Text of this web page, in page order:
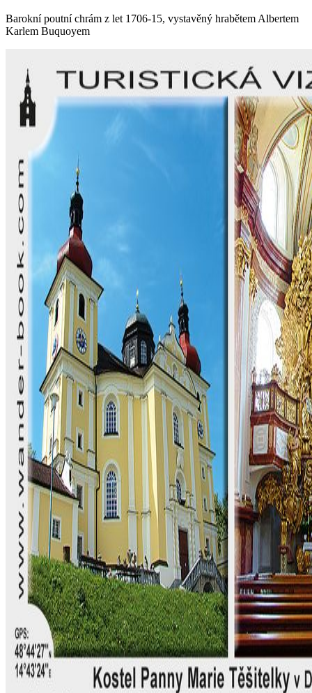
Barokní poutní chrám z let 1706-15, vystavěný hrabětem Albertem
Karlem Buquoyem